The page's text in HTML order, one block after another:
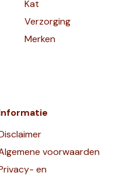
Kat
Verzorging
Merken
voorwaarden
en